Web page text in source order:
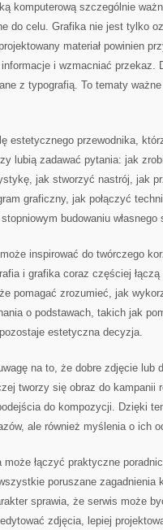
komputerową szczególnie
do celu. Grafika nie jest tylko
materiał powinien
i wzmacniać przekaz.
z typografią. To tematy
estetycznego przewodnika,
lubią zadawać pytania: jak
jak stworzyć nastrój, jak
graficzny, jak połączyć
budowaniu własnego
inspirować do twórczego
i grafika coraz częściej
pomagać zrozumieć, jak
o podstawach, takich jak
estetyczna decyzja.
na to, że dobre zdjęcie lub
tworzy się obraz do kampanii
do kompozycji. Dzięki
ale również myślenia o ich
może łączyć praktyczne
poruszane zagadnienia
sprawia, że serwis może
zdjęcia, lepiej